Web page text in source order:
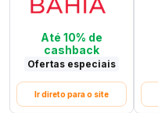
Até 10% de
cashback
Ofertas especiais
Ir direto para o site